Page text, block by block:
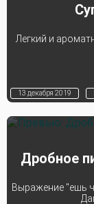
Легкий и
13 декабря 2019
Дробное
Выражение "ешь